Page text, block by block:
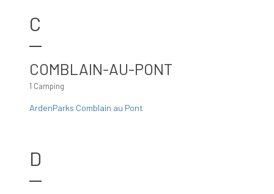
C
COMBLAIN-AU-PONT
1 Camping
ArdenParks Comblain au Pont
D